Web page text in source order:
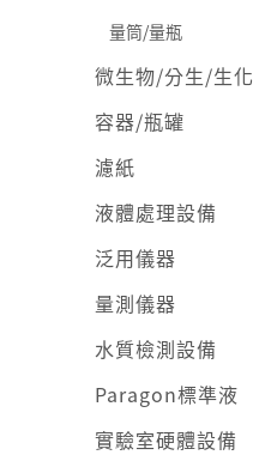
量筒/量瓶
微生物/分生/生化
容器/瓶罐
濾紙
液體處理設備
泛用儀器
量測儀器
水質檢測設備
Paragon標準液
實驗室硬體設備